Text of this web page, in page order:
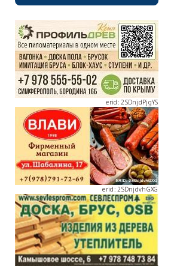
erid: 2SDnjdPjgYS
erid: 2SDnjdvhGXG